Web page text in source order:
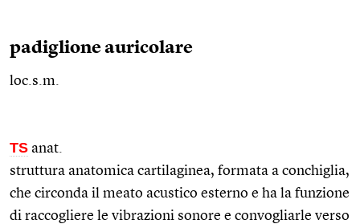
padiglione auricolare
loc.s.m.
TS anat.
struttura anatomica cartilaginea, formata a conchiglia,
che circonda il meato acustico esterno e ha la funzione
di raccogliere le vibrazioni sonore e convogliarle verso